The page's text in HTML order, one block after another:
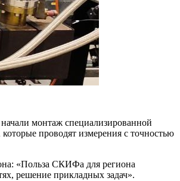
монтаж специализированной
проводят измерения с точностью
«Польза СКИФа для региона
решение прикладных задач».